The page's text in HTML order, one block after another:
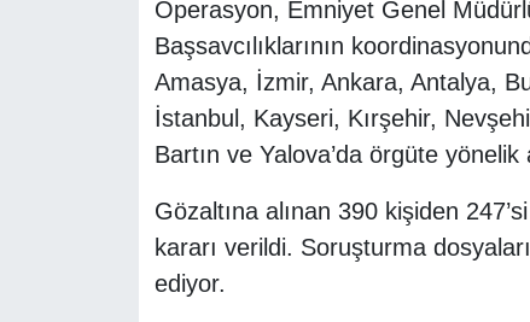
Operasyon, Emniyet Genel
Başsavcılıklarının
Amasya, İzmir, Ankara, Antalya,
İstanbul, Kayseri, Kırşehir,
Bartın ve Yalova’da örgüte yönelik
Gözaltına alınan 390 kişiden
kararı verildi. Soruşturma
ediyor.